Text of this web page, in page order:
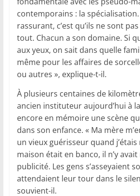
contemporains : la spécialisation.
rassurant, c’est qu’ils ne sont
tout. Chacun a son domaine. Si
aux yeux, on sait dans quelle
même pour les affaires de
ou autres », explique-t-il.
À plusieurs centaines de
ancien instituteur aujourd’hui à
encore en mémoire une scène
dans son enfance. « Ma mère
un vieux guérisseur quand j’étais
maison était en banco, il n’y
publicité. Les gens s’asseyaient
attendaient leur tour dans le
souvient-il.